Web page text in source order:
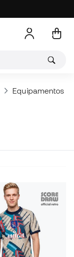
Equipamentos e